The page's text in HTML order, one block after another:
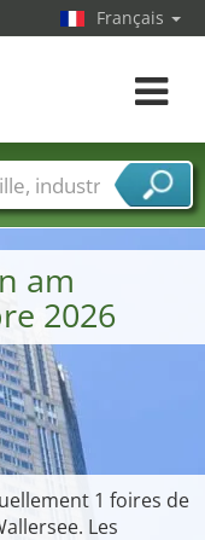
am
2026
1 foires de
Les
Français
Toggle
de foire